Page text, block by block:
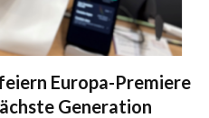
Europa-Premiere
Generation